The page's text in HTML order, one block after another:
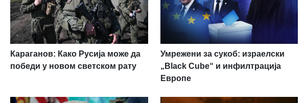
Караганов: Како Русија може да
победи у новом светском рату
Умрежени за сукоб: израелски
„Black Cube“ и инфилтрација
Европе